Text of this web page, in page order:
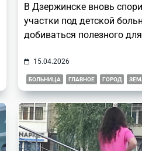
В Дзержинске вновь
участки под детской
добиваться полезного
15.04.2026
БОЛЬНИЦА ГЛАВНОЕ ГОРОД